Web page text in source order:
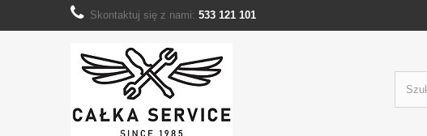
Skontaktuj się z nami: 533 121 101